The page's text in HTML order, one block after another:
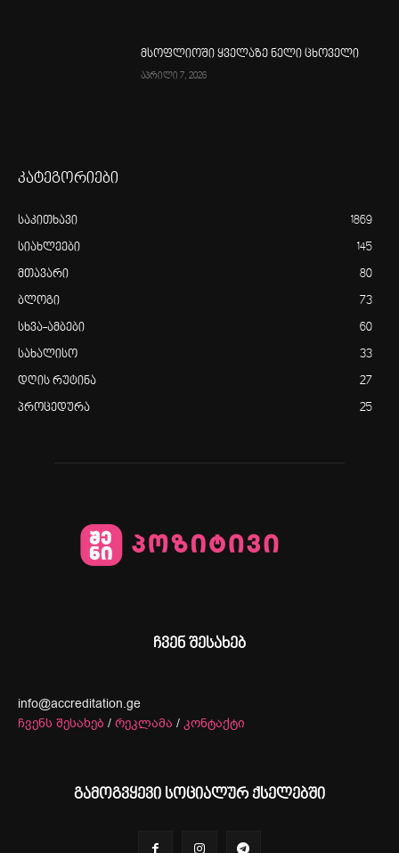
მსოფლიოში ყველაზე ნელი ცხოველი
აპრილი 7, 2026
კატეგორიები
საკითხავი 1869
სიახლეები 145
მთავარი 80
ბლოგი 73
სხვა-ამბები 60
სახალისო 33
დღის რუტინა 27
პროცედურა 25
ჩვენ შესახებ
info@accreditation.ge
ჩვენს შესახებ / რეკლამა / კონტაქტი
გამოგვყევი სოციალურ ქსელებში